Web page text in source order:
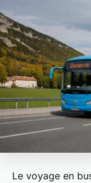
Le voyage en